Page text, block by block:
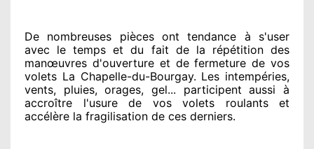
De nombreuses pièces ont tendance à s'user
avec le temps et du fait de la répétition des
manœuvres d'ouverture et de fermeture de vos
volets La Chapelle-du-Bourgay. Les intempéries,
vents, pluies, orages, gel... participent aussi à
accroître l'usure de vos volets roulants et
accélère la fragilisation de ces derniers.